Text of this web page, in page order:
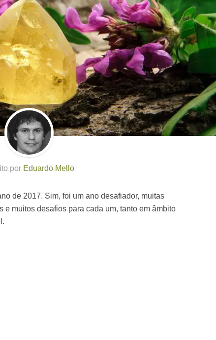
por Eduardo Mello
de 2017. Sim, foi um ano desafiador, muitas
e muitos desafios para cada um, tanto em âmbito